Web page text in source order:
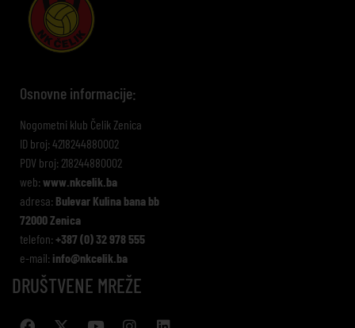
Osnovne informacije:
Nogometni klub Čelik Zenica
ID broj: 4218244880002
PDV broj: 218244880002
web: www.nkcelik.ba
adresa: Bulevar Kulina bana bb
72000 Zenica
telefon: +387 (0) 32 978 555
e-mail: info@nkcelik.ba
DRUŠTVENE MREŽE